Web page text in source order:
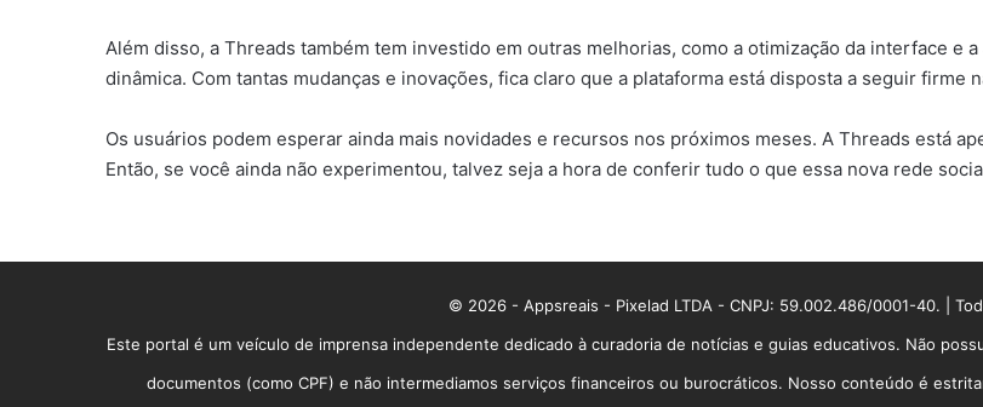
Além disso, a Threads também tem investido em outras melhorias, como a otimização da interface e
dinâmica. Com tantas mudanças e inovações, fica claro que a plataforma está disposta a seguir
Os usuários podem esperar ainda mais novidades e recursos nos próximos meses. A Threads está
Então, se você ainda não experimentou, talvez seja a hora de conferir tudo o que essa nova rede
© 2026 - Appsreais - Pixelad LTDA - CNPJ: 59.002.486/0001-40. |
Este portal é um veículo de imprensa independente dedicado à curadoria de notícias e guias educativos. Não
documentos (como CPF) e não intermediamos serviços financeiros ou burocráticos. Nosso conteúdo é